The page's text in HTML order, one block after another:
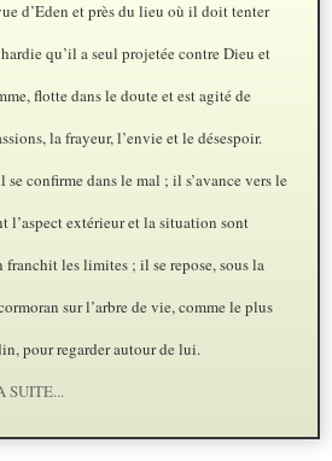
d’Eden et près du lieu où il doit tenter
qu’il a seul projetée contre Dieu et
flotte dans le doute et est agité de
la frayeur, l’envie et le désespoir.
confirme dans le mal ; il s’avance vers le
l’aspect extérieur et la situation sont
franchit les limites ; il se repose, sous la
sur l’arbre de vie, comme le plus
pour regarder autour de lui.
SUITE...